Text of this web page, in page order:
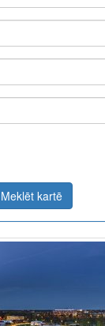
Meklēt kartē